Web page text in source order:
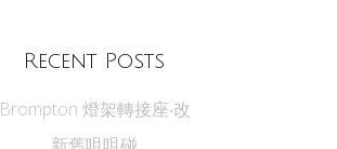
Recent Posts
Brompton 燈架轉接座‧改